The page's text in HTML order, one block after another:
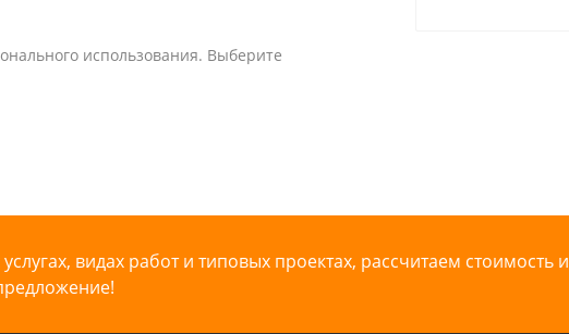
использования. Выберите
видах работ и типовых проектах, рассчитаем стоимость и